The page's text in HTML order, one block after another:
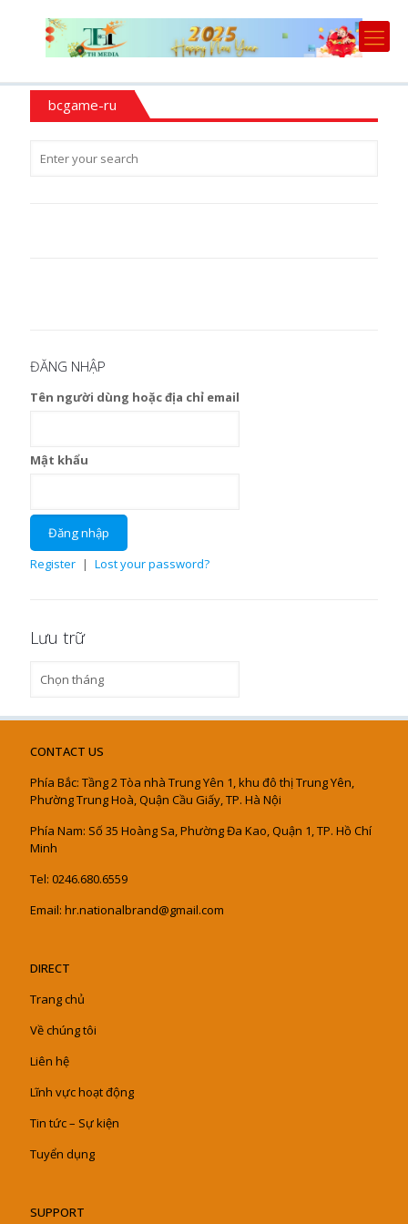
bcgame-ru
ĐĂNG NHẬP
Tên người dùng hoặc địa chỉ email
Mật khẩu
Register | Lost your password?
Lưu trữ
trữ
CONTACT US
Phía Bắc: Tầng 2 Tòa nhà Trung Yên 1, khu đô thị Trung Yên,
Phường Trung Hoà, Quận Cầu Giấy, TP. Hà Nội
Phía Nam: Số 35 Hoàng Sa, Phường Đa Kao, Quận 1, TP. Hồ Chí
Minh
Tel: 0246.680.6559
Email: hr.nationalbrand@gmail.com
DIRECT
Trang chủ
Về chúng tôi
Liên hệ
Lĩnh vực hoạt động
Tin tức – Sự kiện
Tuyển dụng
SUPPORT